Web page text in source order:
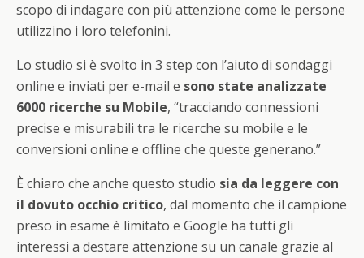
scopo di indagare con più attenzione come le persone
utilizzino i loro telefonini.
Lo studio si è svolto in 3 step con l’aiuto di sondaggi
online e inviati per e-mail e sono state analizzate
6000 ricerche su Mobile, “tracciando connessioni
precise e misurabili tra le ricerche su mobile e le
conversioni online e offline che queste generano.”
È chiaro che anche questo studio sia da leggere con
il dovuto occhio critico, dal momento che il campione
preso in esame è limitato e Google ha tutti gli
interessi a destare attenzione su un canale grazie al